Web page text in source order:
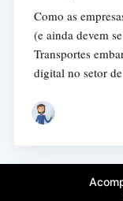
Como as
(e ainda devem
Transportes
digital no setor